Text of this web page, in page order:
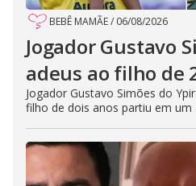
BEBÊ MAMÃE/ 06/08/2026
Jogador Gustavo
adeus ao filho de
Jogador Gustavo Simões do
filho de dois anos partiu em um